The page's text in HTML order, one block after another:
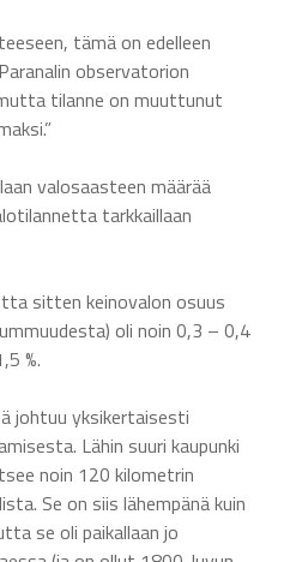
tämä on edelleen
observatorion
tilanne on muuttunut
valosaasteen määrää
tarkkaillaan
sitten keinovalon osuus
oli noin 0,3 – 0,4
%.
johtuu yksikertaisesti
Lähin suuri kaupunki
noin 120 kilometrin
Se on siis lähempänä kuin
se oli paikallaan jo